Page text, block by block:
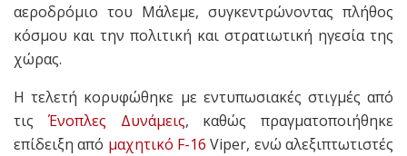
αεροδρόμιο του Μάλεμε, συγκεντρώνοντας πλήθος
κόσμου και την πολιτική και στρατιωτική ηγεσία της
χώρας.
Η τελετή κορυφώθηκε με εντυπωσιακές στιγμές από
τις Ένοπλες Δυνάμεις, καθώς πραγματοποιήθηκε
επίδειξη από μαχητικό F-16 Viper, ενώ αλεξιπτωτιστές